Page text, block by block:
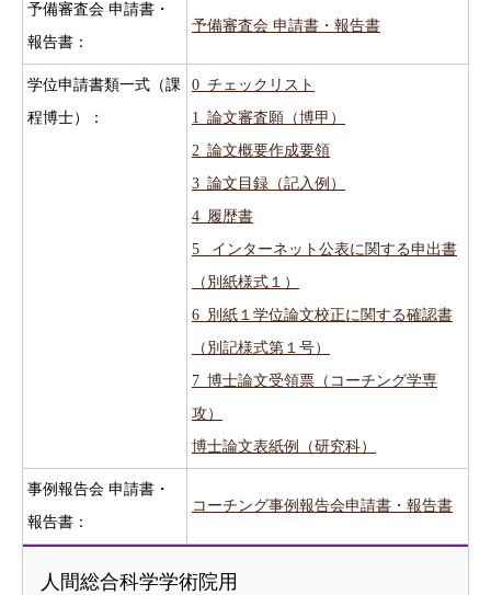
予備審査会 申請書・
報告書：
予備審査会 申請書・報告書
学位申請書類一式（課
程博士）：
0_チェックリスト
1_論文審査願（博甲）
2_論文概要作成要領
3_論文目録（記入例）
4_履歴書
5_ インターネット公表に関する申出書
（別紙様式１）
6_別紙１学位論文校正に関する確認書
（別記様式第１号）
7_博士論文受領票（コーチング学専
攻）
博士論文表紙例（研究科）
事例報告会 申請書・
報告書：
コーチング事例報告会申請書・報告書
人間総合科学学術院用